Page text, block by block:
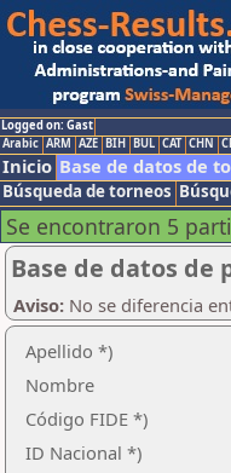
Logged on: Gast
Arabic ARM AZE BIH BUL CAT CHN
Inicio Base de datos de
Búsqueda de torneos
Se encontraron 5
Base de datos de
Aviso: No se diferencia
Apellido *)
Nombre
Código FIDE *)
ID Nacional *)